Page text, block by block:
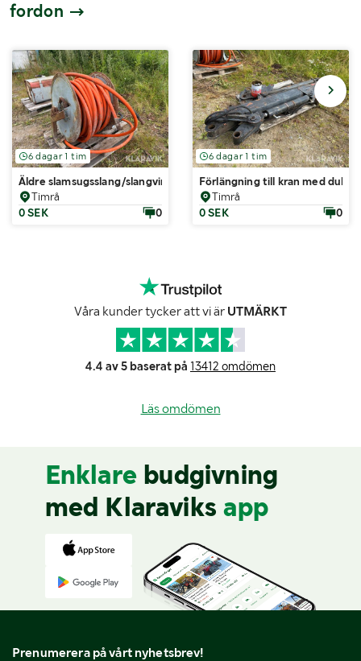
fordon
6 dagar 1 tim
Äldre slamsugsslang/slangvinda
Timrå
0 SEK
0
6 dagar 1 tim
Förlängning till kran med
Timrå
0 SEK
0
Våra kunder tycker att vi är UTMÄRKT
4.4 av 5 baserat på 13412 omdömen
Läs omdömen
Enklare budgivning
med Klaraviks app
Prenumerera på vårt nyhetsbrev!